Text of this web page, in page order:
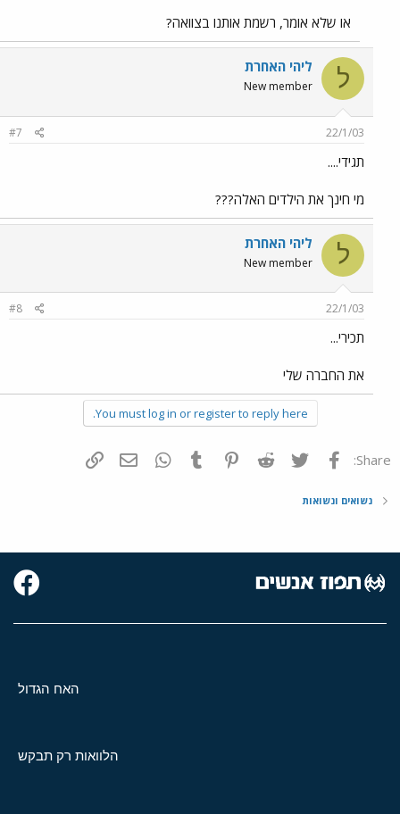
או שלא אומר, רשמת אותנו בצוואה?
ל ליהי האחרת
New member
22/1/03
#7
תגידי....
מי חינך את הילדים האלה???
ל ליהי האחרת
New member
22/1/03
#8
תכירי...
את החברה שלי
You must log in or register to reply here.
Share: פייסבוק Twitter
Reddit
Pinterest
Tumblr
WhatsAppדואר אלקטרוני
נשואים ונשואות
האח הגדול
הלוואות רק תבקש